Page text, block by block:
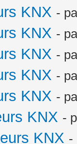
KNX -
KNX -
KNX -
KNX -
KNX -
KNX -
KNX -